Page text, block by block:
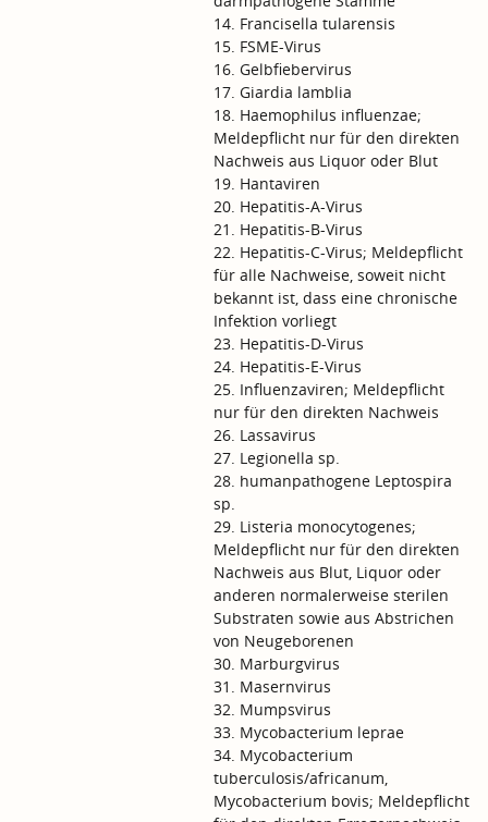
14. Francisella tularensis
15. FSME-Virus
16. Gelbfiebervirus
17. Giardia lamblia
18. Haemophilus influenzae;
Meldepflicht nur für den direkten
Nachweis aus Liquor oder Blut
19. Hantaviren
20. Hepatitis-A-Virus
21. Hepatitis-B-Virus
22. Hepatitis-C-Virus; Meldepflicht
für alle Nachweise, soweit nicht
bekannt ist, dass eine chronische
Infektion vorliegt
23. Hepatitis-D-Virus
24. Hepatitis-E-Virus
25. Influenzaviren; Meldepflicht
nur für den direkten Nachweis
26. Lassavirus
27. Legionella sp.
28. humanpathogene Leptospira
sp.
29. Listeria monocytogenes;
Meldepflicht nur für den direkten
Nachweis aus Blut, Liquor oder
anderen normalerweise sterilen
Substraten sowie aus Abstrichen
von Neugeborenen
30. Marburgvirus
31. Masernvirus
32. Mumpsvirus
33. Mycobacterium leprae
34. Mycobacterium
tuberculosis/africanum,
Mycobacterium bovis; Meldepflicht